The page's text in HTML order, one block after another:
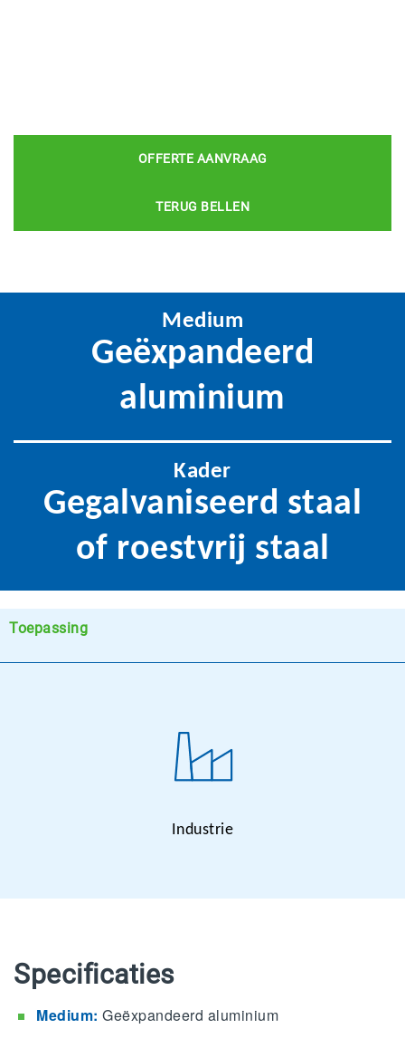
OFFERTE AANVRAAG
TERUG BELLEN
Medium
Geëxpandeerd
aluminium
Kader
Gegalvaniseerd staal
of roestvrij staal
Toepassing
Industrie
Specificaties
Medium: Geëxpandeerd aluminium